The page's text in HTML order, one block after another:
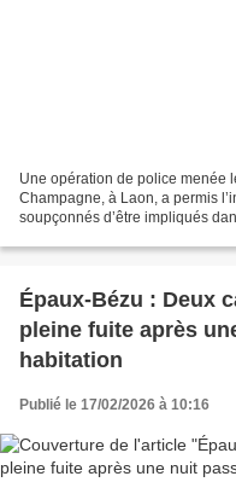
Une opération de police menée
Champagne, à Laon, a permis
soupçonnés d’être impliqués
Épaux-Bézu : Deux
pleine fuite après
habitation
Publié le 17/02/2026 à 10:16